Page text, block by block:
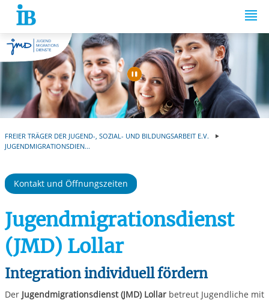
Springe zum Inhalt
Automatische
FREIER TRÄGER DER JUGEND-, SOZIAL- UND BILDUNGSARBEIT E.V.
JUGENDMIGRATIONSDIEN...
Kontakt und Öffnungszeiten
Jugendmigrationsdienst
(JMD) Lollar
Integration individuell fördern
Der Jugendmigrationsdienst (JMD) Lollarbetreut Jugendliche mit